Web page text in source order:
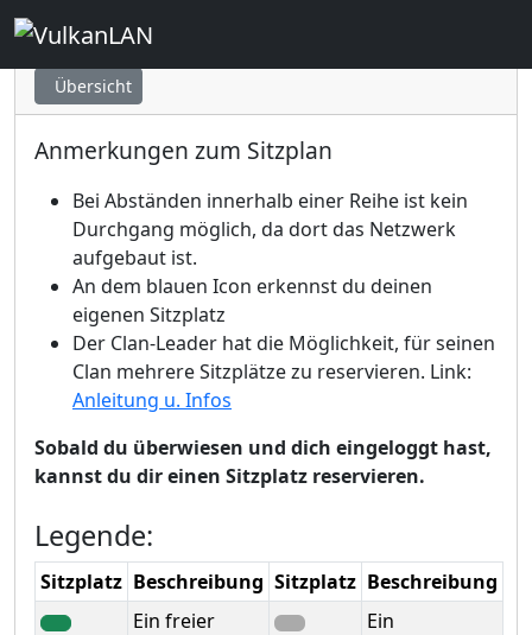
Graz - Sektor 4 Premium
Übersicht
Anmerkungen zum Sitzplan
Bei Abständen innerhalb einer Reihe ist kein
Durchgang möglich, da dort das Netzwerk
aufgebaut ist.
An dem blauen Icon erkennst du deinen
eigenen Sitzplatz
Der Clan-Leader hat die Möglichkeit, für seinen
Clan mehrere Sitzplätze zu reservieren. Link:
Anleitung u. Infos
Sobald du überwiesen und dich eingeloggt hast,
kannst du dir einen Sitzplatz reservieren.
Legende:
Sitzplatz Beschreibung Sitzplatz Beschreibung
Ein freier
Ein